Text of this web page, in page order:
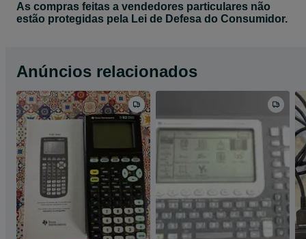
As compras feitas a vendedores particulares não
estão protegidas pela Lei de Defesa do Consumidor.
Anúncios relacionados